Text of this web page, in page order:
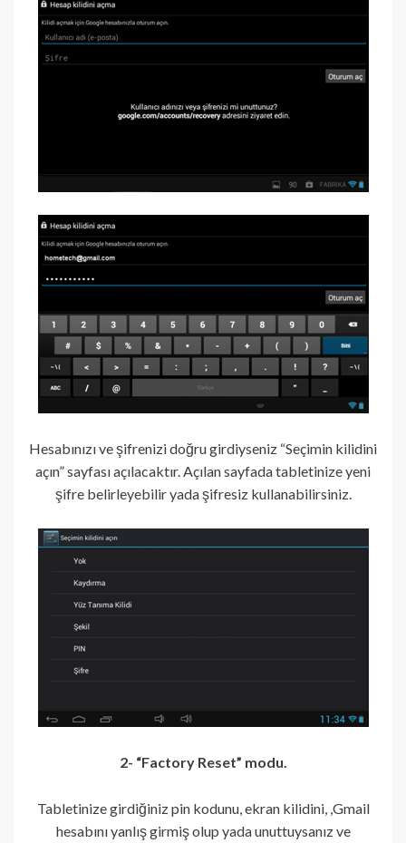
Hesabınızı ve şifrenizi doğru girdiyseniz “Seçimin kilidini
açın” sayfası açılacaktır. Açılan sayfada tabletinize yeni
şifre belirleyebilir yada şifresiz kullanabilirsiniz.
2- “Factory Reset” modu.
Tabletinize girdiğiniz pin kodunu, ekran kilidini, ,Gmail
hesabını yanlış girmiş olup yada unuttuysanız ve